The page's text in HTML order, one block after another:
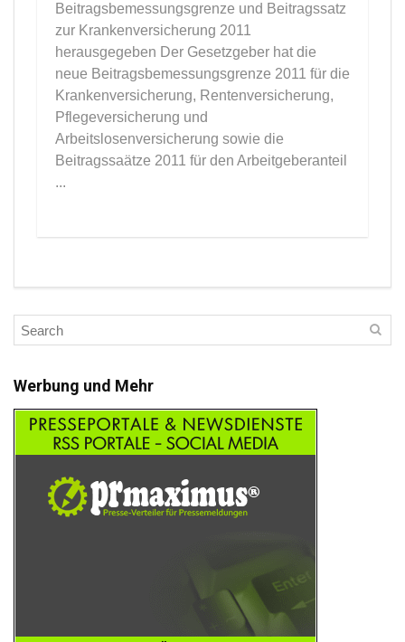
Beitragsbemessungsgrenze und Beitragssatz
zur Krankenversicherung 2011
herausgegeben Der Gesetzgeber hat die
neue Beitragsbemessungsgrenze 2011 für die
Krankenversicherung, Rentenversicherung,
Pflegeversicherung und
Arbeitslosenversicherung sowie die
Beitragssaätze 2011 für den Arbeitgeberanteil
...
Werbung und Mehr